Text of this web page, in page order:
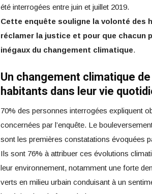
été interrogées entre juin et juillet 2019.
Cette enquête souligne la volonté des
réclamer la justice et pour que chacun
inégaux du changement climatique.
Un changement climatique
habitants dans leur vie
70% des personnes interrogées expliquent
concernées par l’enquête. Le
sont les premières constatations évoquées
Ils sont 76% à attribuer ces évolutions
leur environnement, notamment une forte
verts en milieu urbain conduisant à un